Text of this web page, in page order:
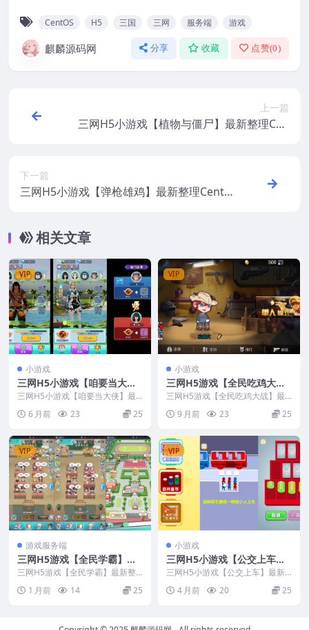
CentOS H5 三国 三网 服务端 游戏
麒麟源码网 分享 收藏 点赞(0)
上一篇
三网H5小游戏【植物与僵尸】最新整理Cen
下一篇
三网H5小游戏【弹枪雄鸡】最新整理CentO
相关文章
VIP
小游戏
三网H5小游戏【咱要当大
侠】最新整理Linux手工服务
端
三网H5小游戏【咱要当大侠】最
6 月前 23 25
VIP
小游戏
三网H5游戏【全民吃鸡大
战】最新整理CentOS手工服
务端+源码+视频教程
三网H5游戏【全民吃鸡大战】最
新整理CentOS手工服务端+源码
+视频教程
9 月前 23 25
VIP
游戏服务端
三网H5游戏【全民学霸】最
新整理Win系服务端+CDK物
品后台+安卓+视频教程
三网H5游戏【全民学霸】最新整
理Win系服务端+CDK物品后台+安
卓+视频教程
1 月前 14 25
VIP
小游戏
三网H5小游戏【公交上车】
最新整理Linux手工服务端
+安卓
三网H5小游戏【公交上车】最新
4 月前 20 25